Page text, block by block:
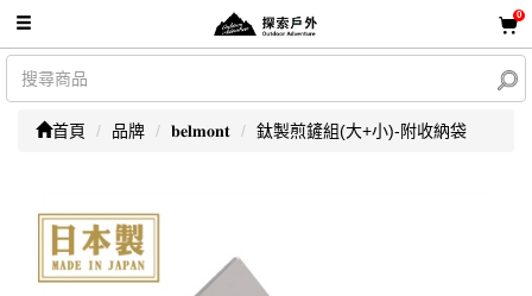
0
首頁 品牌 𝐛𝐞𝐥𝐦𝐨𝐧𝐭 鈦製煎鏟組(大+小)-附收納袋